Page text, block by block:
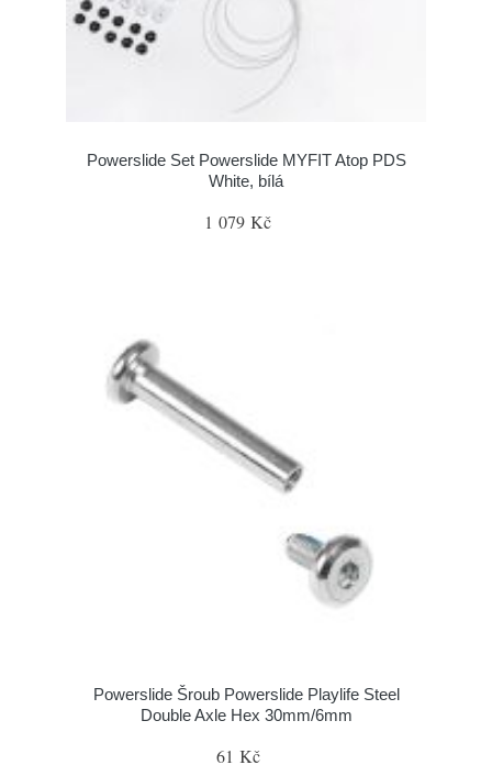
Powerslide Set Powerslide MYFIT Atop PDS
White, bílá
1 079 Kč
Powerslide Šroub Powerslide Playlife Steel
Double Axle Hex 30mm/6mm
61 Kč